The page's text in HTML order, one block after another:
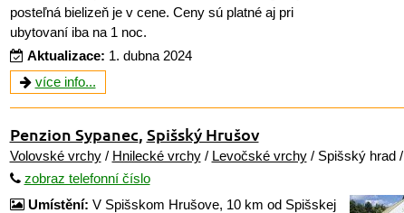
posteľná bielizeň je v cene. Ceny sú platné aj pri
ubytovaní iba na 1 noc.
Aktualizace: 1. dubna 2024
více info...
Penzion Sypanec Spišský Hrušov
Volovské vrchy/ Hnilecké vrchy/ Levočské vrchy/ Spišský hrad /
zobraz telefonní číslo
Umístění: V Spišskom Hrušove, 10 km od Spišskej